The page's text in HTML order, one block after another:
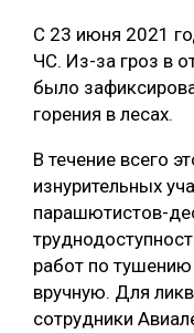
С 23 июня 2021
ЧС. Из-за гроз в
было
горения в лесах.
В течение всего
изнурительных
парашютистов-
работ по
вручную. Для
сотрудники